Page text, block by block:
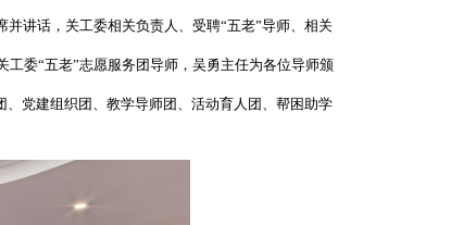
讲话，关工委相关负责人、受聘“五老”导师、相关
委“五老”志愿服务团导师，吴勇主任为各位导师颁
党建组织团、教学导师团、活动育人团、帮困助学